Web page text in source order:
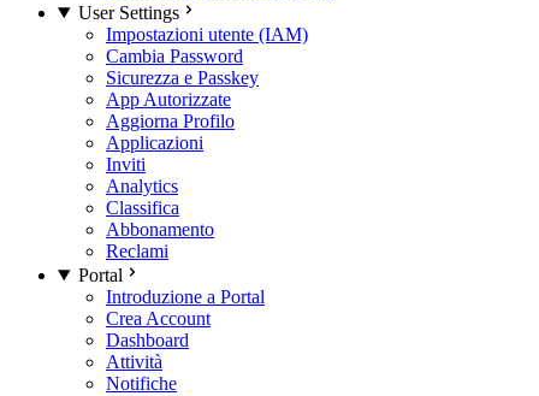
User Settings
Impostazioni utente (IAM)
Cambia Password
Sicurezza e Passkey
App Autorizzate
Aggiorna Profilo
Applicazioni
Inviti
Analytics
Classifica
Abbonamento
Reclami
Portal
Introduzione a Portal
Crea Account
Dashboard
Attività
Notifiche